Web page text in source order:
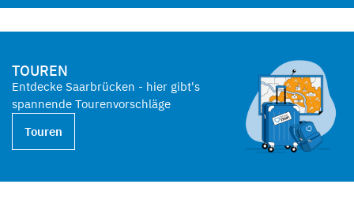
TOUREN
Entdecke Saarbrücken - hier gibt's
spannende Tourenvorschläge
Touren